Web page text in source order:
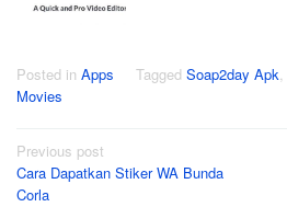
Posted in Apps Tagged Soap2day Apk
Movies
Post
navigation
Previous post
Cara Dapatkan Stiker WA Bunda
Corla